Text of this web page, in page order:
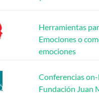
Herramientas
Emociones o
emociones
Conferencias
Fundación Juan